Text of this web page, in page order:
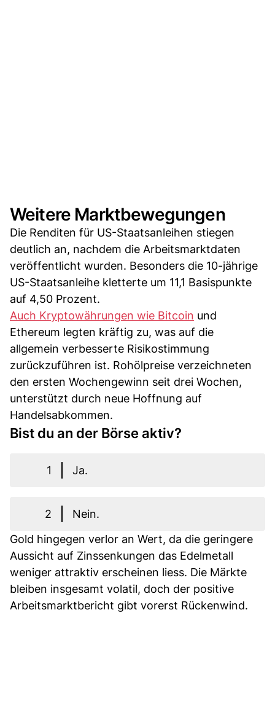
Weitere Marktbewegungen
Die Renditen für US-Staatsanleihen stiegen
deutlich an, nachdem die Arbeitsmarktdaten
veröffentlicht wurden. Besonders die 10-jährige
US-Staatsanleihe kletterte um 11,1 Basispunkte
auf 4,50 Prozent.
Auch Kryptowährungen wie Bitcoin und
Ethereum legten kräftig zu, was auf die
allgemein verbesserte Risikostimmung
zurückzuführen ist. Rohölpreise verzeichneten
den ersten Wochengewinn seit drei Wochen,
unterstützt durch neue Hoffnung auf
Handelsabkommen.
Bist du an der Börse aktiv?
1 Ja.
2
Nein.
Gold hingegen verlor an Wert, da die geringere
Aussicht auf Zinssenkungen das Edelmetall
weniger attraktiv erscheinen liess. Die Märkte
bleiben insgesamt volatil, doch der positive
Arbeitsmarktbericht gibt vorerst Rückenwind.